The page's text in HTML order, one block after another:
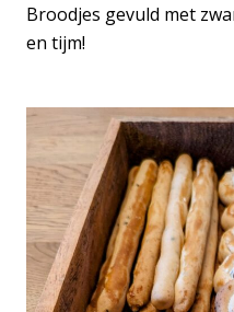
Broodjes gevuld met
en tijm!